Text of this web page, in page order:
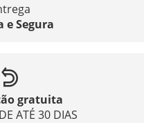
e Segura
gratuita
ATÉ 30 DIAS